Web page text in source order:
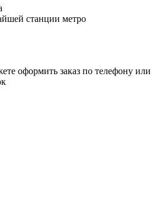
станции метро
оформить заказ по телефону или